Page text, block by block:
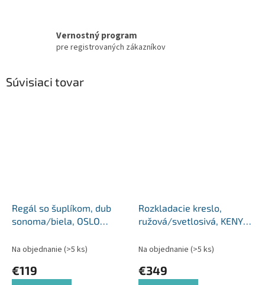
Vernostný program
pre registrovaných zákazníkov
Súvisiaci tovar
Regál so šuplíkom, dub
sonoma/biela, OSLO
Na objednanie (>5 ks)
€119
Rozkladacie kreslo,
ružová/svetlosivá, KENY
Na objednanie (>5 ks)
€349